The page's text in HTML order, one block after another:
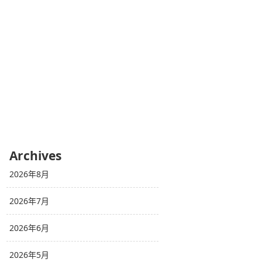
Archives
2026年8月
2026年7月
2026年6月
2026年5月